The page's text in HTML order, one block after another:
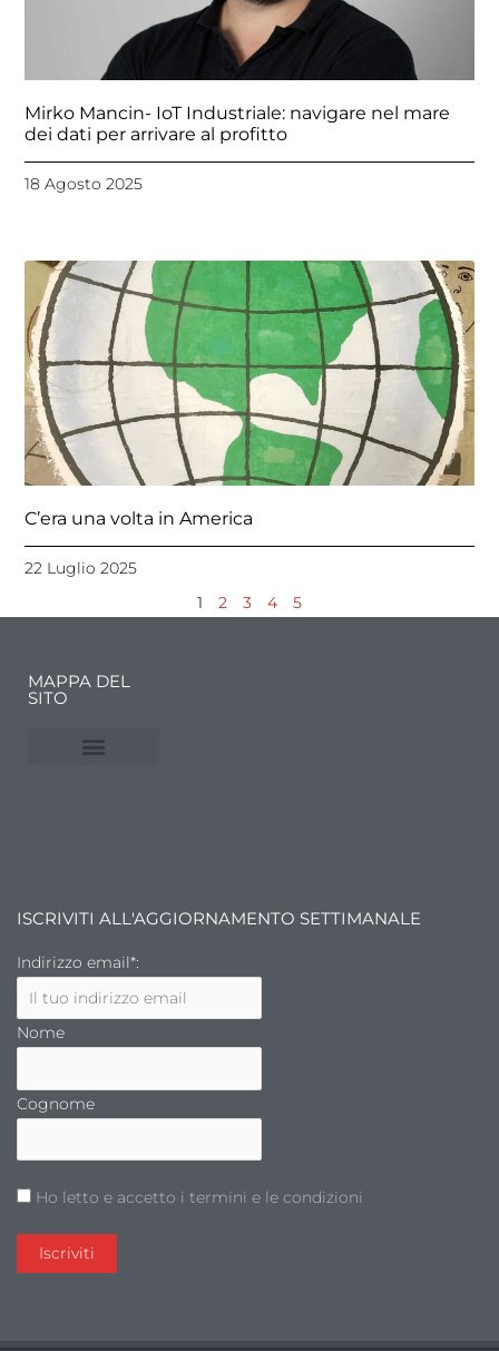
Mirko Mancin- IoT Industriale: navigare nel mare
dei dati per arrivare al profitto
18 Agosto 2025
C’era una volta in America
22 Luglio 2025
1 2 3 4 5
MAPPA DEL
SITO
ISCRIVITI ALL'AGGIORNAMENTO SETTIMANALE
Indirizzo email*:
Nome
Cognome
Ho letto e accetto i termini e le condizioni